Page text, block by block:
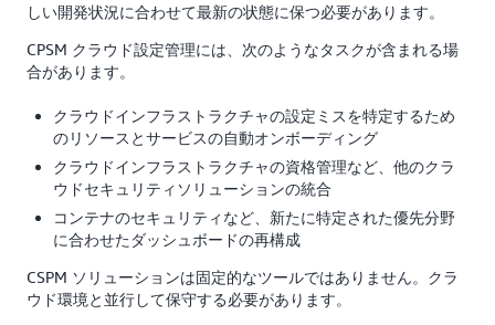
しい開発状況に合わせて最新の状態に保つ必要があります。
CPSM クラウド設定管理には、次のようなタスクが含まれる場
合があります。
クラウドインフラストラクチャの設定ミスを特定するため
のリソースとサービスの自動オンボーディング
クラウドインフラストラクチャの資格管理など、他のクラ
ウドセキュリティソリューションの統合
コンテナのセキュリティなど、新たに特定された優先分野
に合わせたダッシュボードの再構成
CSPM ソリューションは固定的なツールではありません。クラ
ウド環境と並行して保守する必要があります。